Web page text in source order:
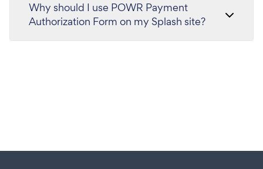
Why should I use POWR Payment
Authorization Form on my Splash site?